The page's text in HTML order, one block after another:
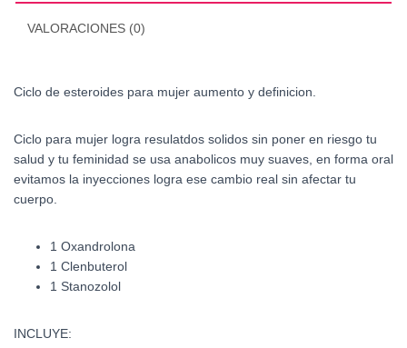
cantidad
VALORACIONES (0)
Ciclo de esteroides para mujer aumento y definicion.
Ciclo para mujer logra resulatdos solidos sin poner en riesgo tu
salud y tu feminidad se usa anabolicos muy suaves, en forma oral
evitamos la inyecciones logra ese cambio real sin afectar tu
cuerpo.
1 Oxandrolona
1 Clenbuterol
1 Stanozolol
INCLUYE: